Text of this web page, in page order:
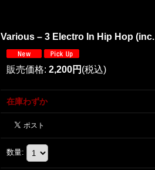
Various – 3 Electro In Hip Hop
販売価格: 2,200円 (税込)
在庫わずか
数量: